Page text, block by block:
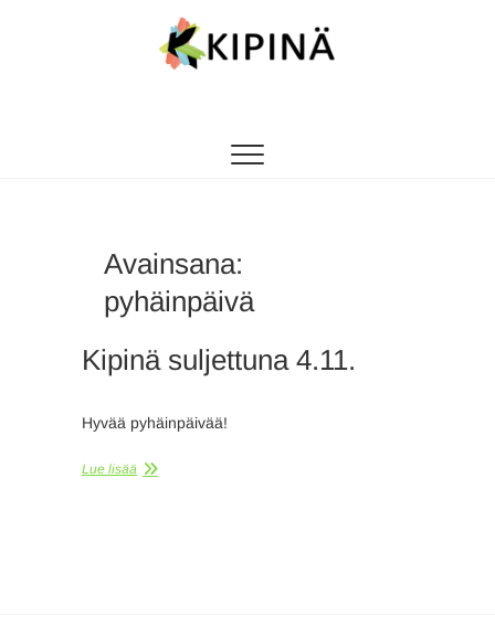
Avainsana:
pyhäinpäivä
Kipinä suljettuna 4.11.
Hyvää pyhäinpäivää!
Lue lisää